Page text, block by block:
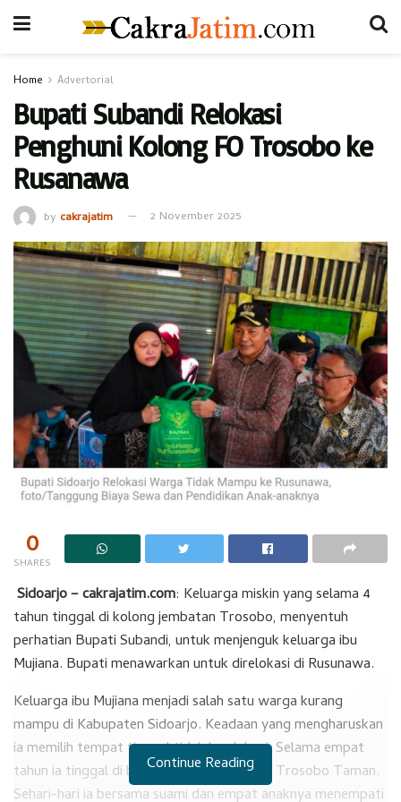
Home Advertorial
Bupati Subandi Relokasi
Penghuni Kolong FO Trosobo ke
Rusanawa
by cakrajatim 2 November 2025
0
SHARES
Sidoarjo – cakrajatim.com: Keluarga miskin yang selama 4
tahun tinggal di kolong jembatan Trosobo, menyentuh
perhatian Bupati Subandi, untuk menjenguk keluarga ibu
Mujiana. Bupati menawarkan untuk direlokasi di Rusunawa.
Keluarga ibu Mujiana menjadi salah satu warga kurang
mampu di Kabupaten Sidoarjo. Keadaan yang mengharuskan
ia memilih tempat tinggal tidak layak huni. Selama empat
tahun ia tinggal di bawah jembatan layang Trosobo Taman.
Sehari-hari ia bersama suami dan empat anaknya menempati
Continue Reading